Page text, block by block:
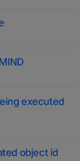
executed
object id